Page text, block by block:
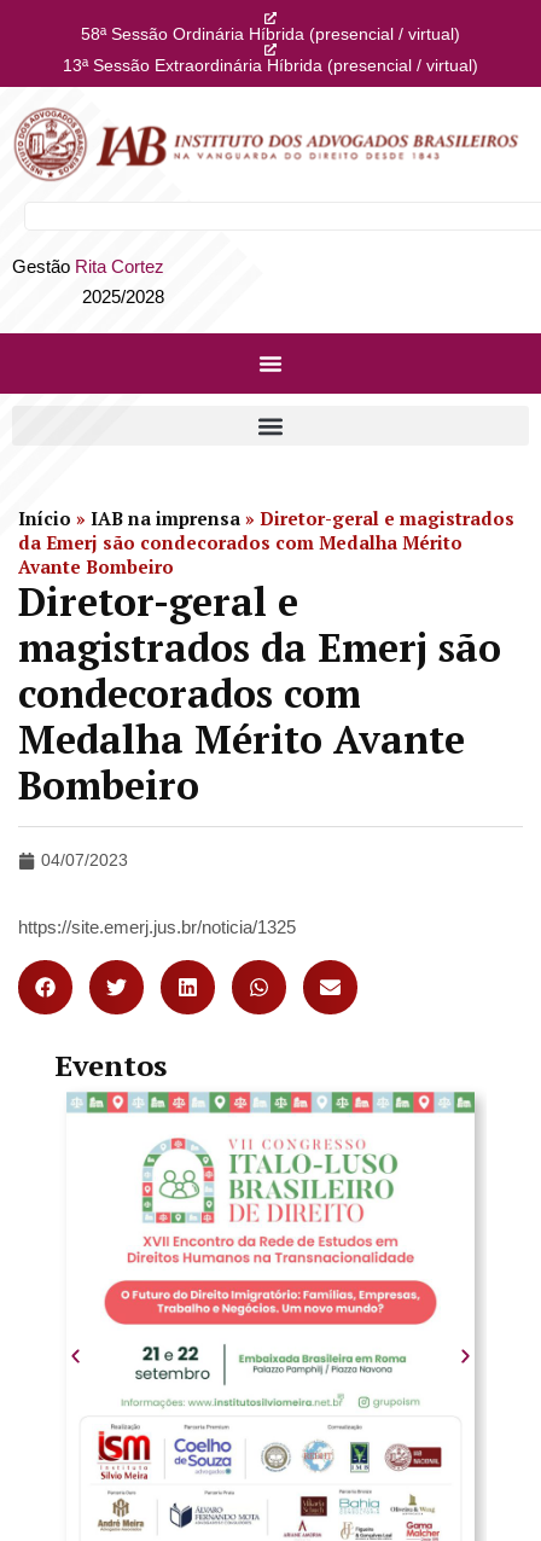
58ª Sessão Ordinária Híbrida (presencial / virtual)
13ª Sessão Extraordinária Híbrida (presencial / virtual)
Gestão Rita Cortez
2025/2028
Início » IAB na imprensa » Diretor-geral e magistrados
da Emerj são condecorados com Medalha Mérito
Avante Bombeiro
Diretor-geral e
magistrados da Emerj são
condecorados com
Medalha Mérito Avante
Bombeiro
04/07/2023
https://site.emerj.jus.br/noticia/1325
Eventos